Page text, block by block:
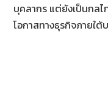
บุคลากร แต่ยังเป็นกล
โอกาสทางธุรกิจภายใ